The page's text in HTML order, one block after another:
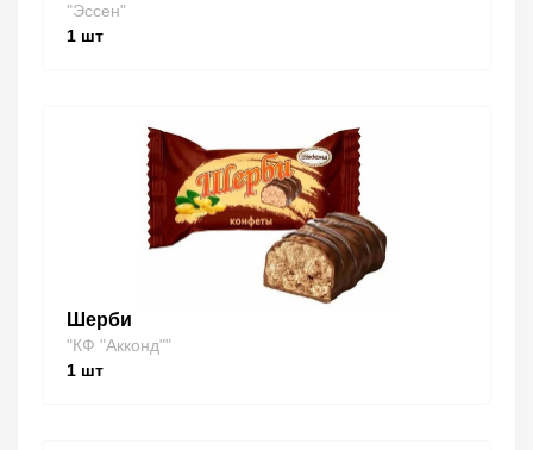
"Эссен"
1 шт
Шерби
"КФ "Акконд""
1 шт